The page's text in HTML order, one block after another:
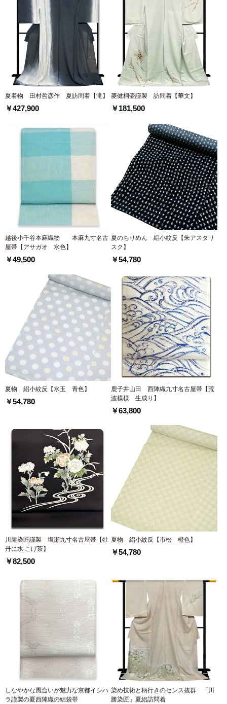
夏着物 田村哲彦作 夏訪問着【滝】
￥427,900
菱健桐壷謹製 訪問着【華文】
￥181,500
越後小千谷本麻織物 本麻九寸名古
屋帯【アサガオ 水色】
￥49,500
夏のちりめん 絽小紋反【朱アスタリ
スク】
￥54,780
夏物 絽小紋反【水玉 青色】
￥54,780
鹿子井山田 西陣織九寸名古屋帯【荒
波模様 生成り】
￥63,800
川勝染匠謹製 塩瀬九寸名古屋帯【牡
丹に水 こげ茶】
￥82,500
夏物 絽小紋反【市松 橙色】
￥54,780
しなやかな風合いが魅力な京都イシハ
ラ謹製の夏西陣織の絽袋帯
染め技術と柄行きのセンス抜群 「川
勝染匠」夏絽訪問着